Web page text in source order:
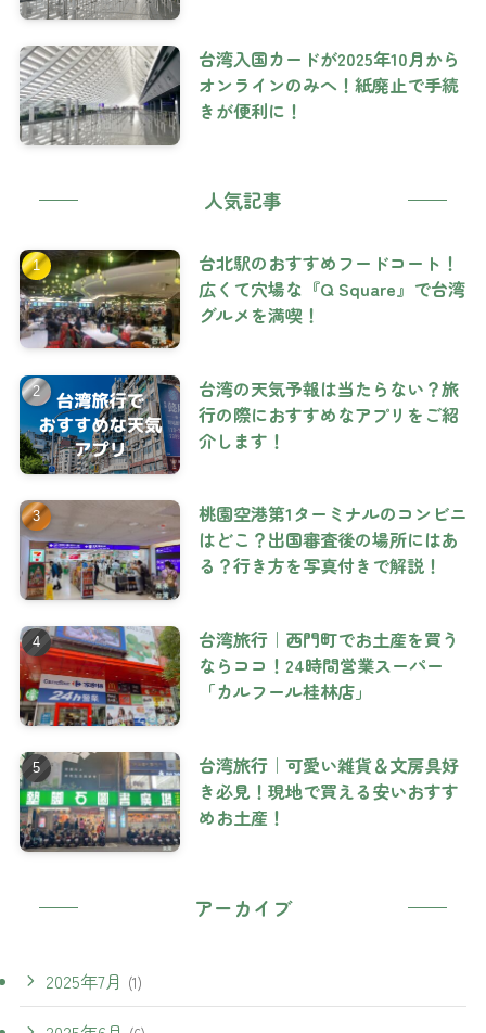
台湾入国カードが2025年10月から
オンラインのみへ！紙廃止で手続
きが便利に！
人気記事
台北駅のおすすめフードコート！
広くて穴場な『Q Square』で台湾
グルメを満喫！
台湾の天気予報は当たらない？旅
行の際におすすめなアプリをご紹
介します！
桃園空港第1ターミナルのコンビニ
はどこ？出国審査後の場所にはあ
る？行き方を写真付きで解説！
台湾旅行｜西門町でお土産を買う
ならココ！24時間営業スーパー
「カルフール桂林店」
台湾旅行｜可愛い雑貨＆文房具好
き必見！現地で買える安いおすす
めお土産！
アーカイブ
2025年7月 (1)